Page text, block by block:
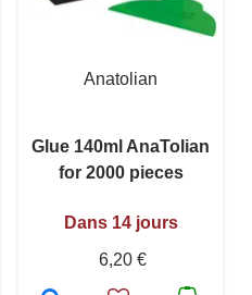
Anatolian
Glue 140ml AnaTolian
for 2000 pieces
Dans 14 jours
6,20 €